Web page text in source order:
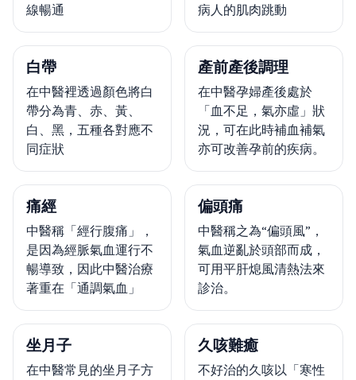
線暢通
病人的肌肉跳動
白帶
在中醫裡透過顏色將白
帶分為青、赤、黃、
白、黑，五種各對應不
同症狀
產前產後調理
在中醫孕婦產後處於
「血不足，氣亦虛」狀
況，可在此時補血補氣
亦可改善孕前的疾病。
痛經
中醫稱「經行腹痛」，
是因為經脈氣血運行不
暢導致，因此中醫治療
著重在「通調氣血」
偏頭痛
中醫稱之為“偏頭風”，
氣血逆亂於頭部而成，
可用平肝熄風清熱法來
診治。
坐月子
在中醫常見的坐月子方
久咳難癒
不好治的久咳以「寒性